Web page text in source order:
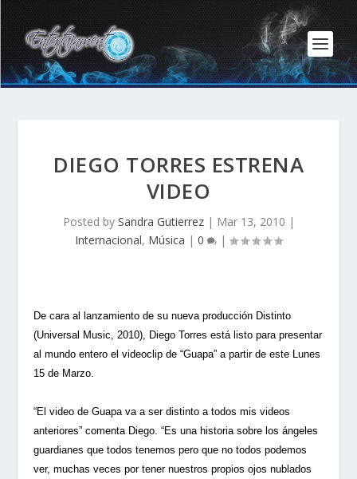
DIEGO TORRES ESTRENA
VIDEO
Posted by Sandra Gutierrez| Mar 13, 2010 |
Internacional, Música | 0 |
De cara al lanzamiento de su nueva producción Distinto
(Universal Music, 2010), Diego Torres está listo para presentar
al mundo entero el videoclip de “Guapa” a partir de este Lunes
15 de Marzo.
“El video de Guapa va a ser distinto a todos mis videos
anteriores” comenta Diego. “Es una historia sobre los ángeles
guardianes que todos tenemos pero que no todos podemos
ver, muchas veces por tener nuestros propios ojos nublados